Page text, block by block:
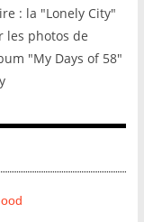
: la "Lonely City"
les photos de
"My Days of 58"